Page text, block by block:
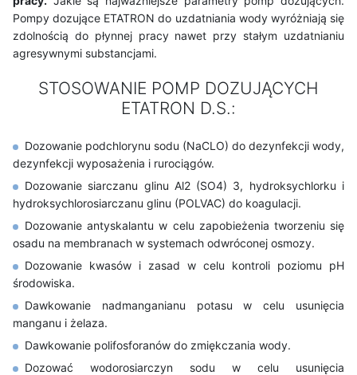
Pompy dozujące ETATRON do uzdatniania wody wyróżniają się
zdolnością do płynnej pracy nawet przy stałym uzdatnianiu
agresywnymi substancjami.
STOSOWANIE POMP DOZUJĄCYCH
ETATRON D.S.:
Dozowanie podchlorynu sodu (NaCLO) do dezynfekcji wody,
dezynfekcji wyposażenia i rurociągów.
Dozowanie siarczanu glinu Al2 (SO4) 3, hydroksychlorku i
hydroksychlorosiarczanu glinu (POLVAC) do koagulacji.
Dozowanie antyskalantu w celu zapobieżenia tworzeniu się
osadu na membranach w systemach odwróconej osmozy.
Dozowanie kwasów i zasad w celu kontroli poziomu pH
środowiska.
Dawkowanie nadmanganianu potasu w celu usunięcia
manganu i żelaza.
Dawkowanie polifosforanów do zmiękczania wody.
Dozować wodorosiarczyn sodu w celu usunięcia